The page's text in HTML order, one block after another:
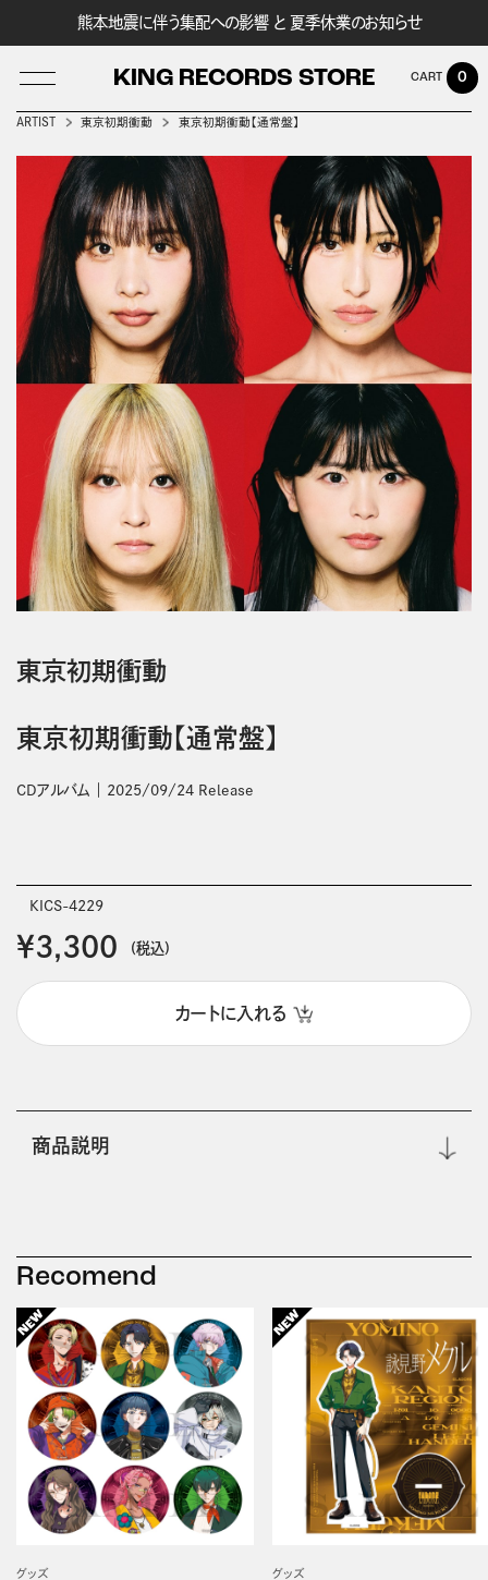
熊本地震に伴う集配への影響 と 夏季休業のお知らせ
KING RECORDS STORE
LOG IN
0
ARTIST 東京初期衝動 東京初期衝動【通常盤】
東京初期衝動
東京初期衝動【通常盤】
CDアルバム 2025/09/24 Release
KICS-4229
￥3,300 (税込)
カートに入れる
商品説明
Recomend
グッズ グッズ